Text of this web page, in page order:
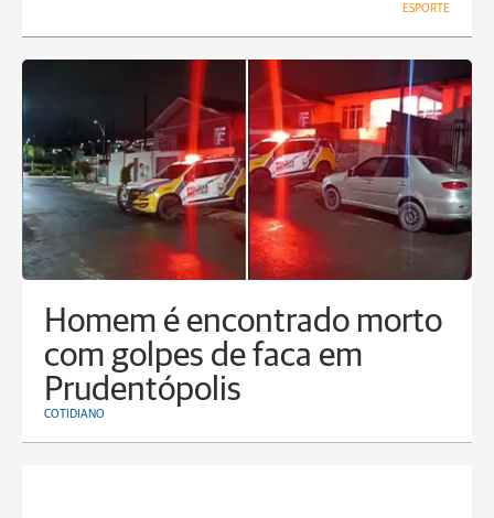
ESPORTE
Homem é encontrado morto
com golpes de faca em
Prudentópolis
COTIDIANO